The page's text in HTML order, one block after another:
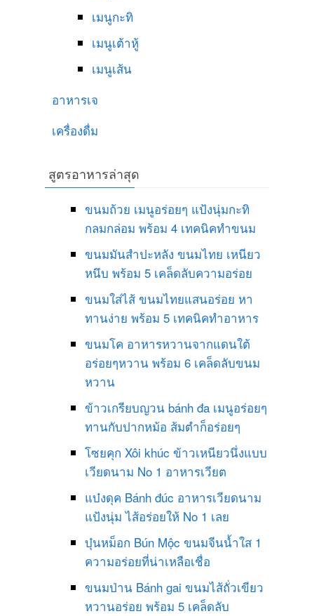
เมนูกะทิ
เมนูเต้าหู้
เมนูเส้น
อาหารเจ
เครื่องดื่ม
สูตรอาหารล่าสุด
ขนมถ้วย เมนูอร่อยๆ แป้งนุ่มกะทิ
กลมกล่อม พร้อม 4 เทคนิคทำขนม
ขนมมันสำปะหลัง ขนมไทย เหนียว
หนึบ พร้อม 5 เคล็ดลับความอร่อย
ขนมใส่ไส้ ขนมไทยแสนอร่อย หา
ทานง่าย พร้อม 5 เทคนิคทำอาหาร
ขนมโค อาหารหวานจากแดนใต้
อร่อยๆหวาน พร้อม 6 เคล็ดลับขนม
หวาน
ข้าวเกรียบญวน bánh đa เมนูอร่อยๆ
ทานกับปากหม้อ ส้มตำก็อร่อยๆ
โซยคุก Xôi khúc ข้าวเหนียวนึ่งแบบ
เวียดนาม No 1 อาหารเวียต
แบ๋งดุค Bánh đúc อาหารเวียดนาม
แป้งนุ่ม ไส้อร่อยให้ No 1 เลย
บุ๋นหม็อก Bún Mộc ขนมจีนน้ำใส 1
ความอร่อยที่น่าเหลือเชื่อ
ขนมป่าน Bánh gai ขนมไส้ถั่วเขียว
หวานอร่อย พร้อม 5 เคล็ดลับ